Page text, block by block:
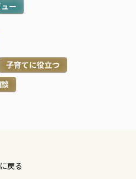
ー
子育てに役立つ
戻る